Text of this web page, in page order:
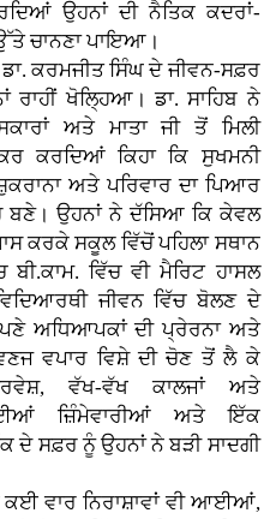
ਉਹਨਾਂ ਦੀ ਨੈਤਿਕ ਕਦਰਾਂ-
ਚਾਨਣਾ ਪਾਇਆ।
ਕਰਮਜੀਤ ਸਿੰਘ ਦੇ ਜੀਵਨ-ਸਫ਼ਰ
ਖੋਲ੍ਹਿਆ। ਡਾ. ਸਾਹਿਬ ਨੇ
ਅਤੇ ਮਾਤਾ ਜੀ ਤੋਂ ਮਿਲੀ
ਕਰਦਿਆਂ ਕਿਹਾ ਕਿ ਸੁਖਮਨੀ
ਅਤੇ ਪਰਿਵਾਰ ਦਾ ਪਿਆਰ
ਬਣੇ। ਉਹਨਾਂ ਨੇ ਦੱਸਿਆ ਕਿ ਕੇਵਲ
ਕਰਕੇ ਸਕੂਲ ਵਿੱਚੋਂ ਪਹਿਲਾ ਸਥਾਨ
ਵਿੱਚ ਵੀ ਮੈਰਿਟ ਹਾਸਲ
ਜੀਵਨ ਵਿੱਚ ਬੋਲਣ ਦੇ
ਅਧਿਆਪਕਾਂ ਦੀ ਪ੍ਰੇਰਨਾ ਅਤੇ
ਵਪਾਰ ਵਿਸ਼ੇ ਦੀ ਚੋਣ ਤੋਂ ਲੈ ਕੇ
ਵੱਖ-ਵੱਖ ਕਾਲਜਾਂ ਅਤੇ
ਜ਼ਿੰਮੇਵਾਰੀਆਂ ਅਤੇ ਇੱਕ
ਸਫ਼ਰ ਨੂੰ ਉਹਨਾਂ ਨੇ ਬੜੀ ਸਾਦਗੀ
ਕਈ ਵਾਰ ਨਿਰਾਸ਼ਾਵਾਂ ਵੀ ਆਈਆਂ,